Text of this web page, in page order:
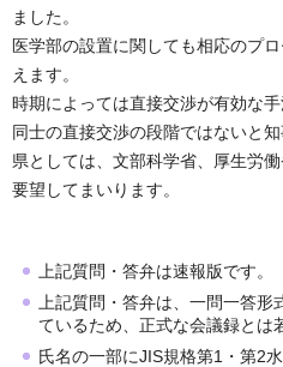
ました。
医学部の設置に関しても相応のプ
えます。
時期によっては直接交渉が有効な
同士の直接交渉の段階ではないと
県としては、文部科学省、厚生労
要望してまいります。
上記質問・答弁は速報版です。
上記質問・答弁は、一問一答
ているため、正式な会議録とは
氏名の一部にJIS規格第1・第2